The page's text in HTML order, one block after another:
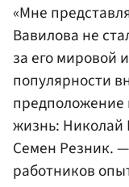
«Мне
Вавилова не
за его мировой
популярности
предположение
жизнь: Николай
Семен Резник.
работников